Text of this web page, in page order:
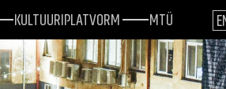
KULTUURIPLATVORM MTÜ